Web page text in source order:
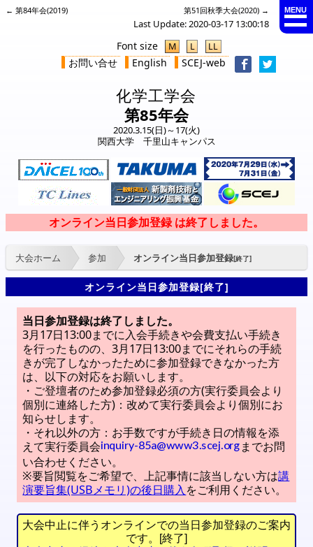
← 第84年会(2019) 第51回秋季大会(2020) →
Last Update: 2020-03-17 13:00:18
Font size M L LL
お問い合せ English SCEJ-web
化学工学会
第85年会
2020.3.15(日)～17(火)
関西大学 千里山キャンパス
MENU
大会ホーム 参加 オンライン当日参加登録[終了]
オンライン当日参加登録[終了]
当日参加登録は終了しました。
3月17日13:00までに入会手続きや会費支払い手続き
を行ったものの、3月17日13:00までにそれらの手続
きが完了しなかったために参加登録できなかった方
は、以下の対応をお願いします。
・ご登壇者のため参加登録必須の方(実行委員会より
個別に連絡した方)：改めて実行委員会より個別にお
知らせします。
・それ以外の方：お手数ですが手続き日の情報を添
えて実行委員会
までお問
い合わせください。
※要旨閲覧をご希望で、上記事情に該当しない方は講
演要旨集(USBメモリ)の後日購入をご利用ください。
大会中止に伴うオンラインでの当日参加登録のご案内
です。[終了]